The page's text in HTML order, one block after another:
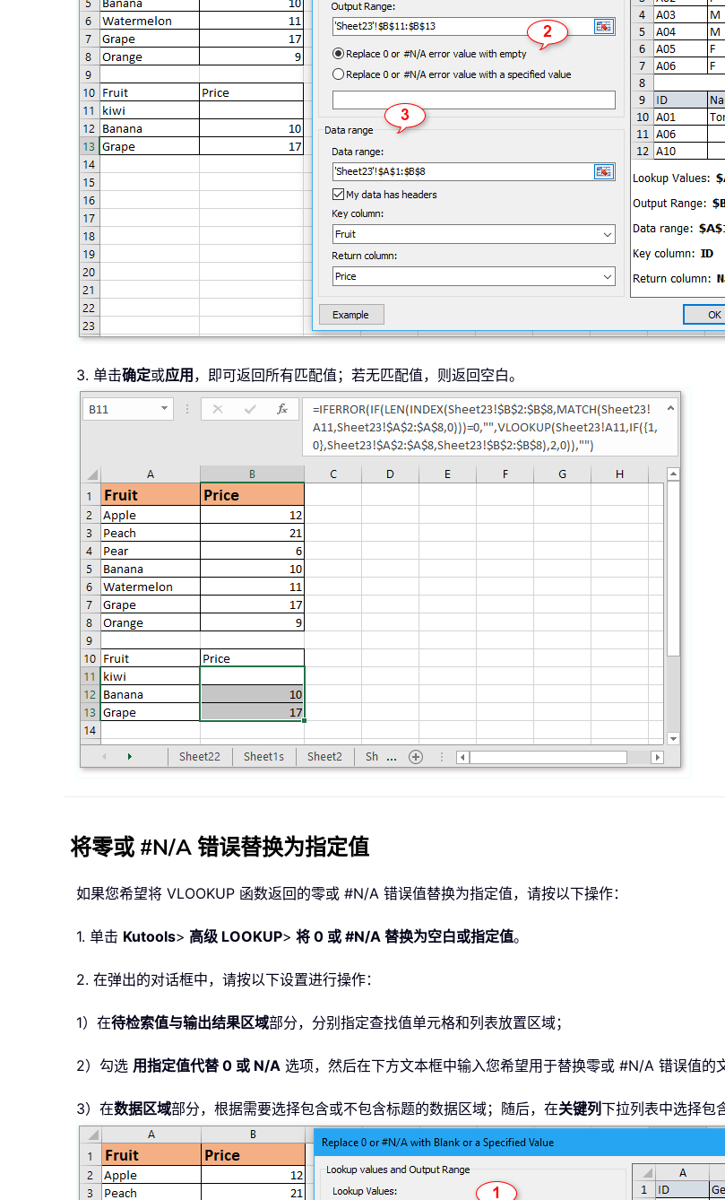
3. 单击确定或应用 ，即可返回所有匹配值；若无匹配值，则返回空白。
将零或 #N/A 错误替换为指定值
如果您希望将 VLOOKUP 函数返回的零或 #N/A 错误值替换为指定值，请按以下操作：
1. 单击 Kutools> 高级 LOOKUP> 将 0 或 #N/A 替换为空白或指定值。
2. 在弹出的对话框中，请按以下设置进行操作：
1）在待检索值与输出结果区域部分，分别指定查找值单元格和列表放置区域；
2）勾选 用指定值代替 0 或 N/A 选项，然后在下方文本框中输入您希望用于替换零或 #N/A 错误值的
3）在数据区域部分，根据需要选择包含或不包含标题的数据区域；随后，在关键列下拉列表中选择包